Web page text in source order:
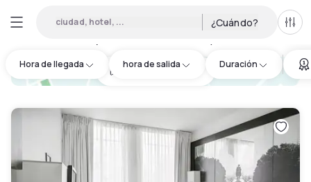
ciudad, hotel, ... ¿Cuándo?
Hora de llegada hora de salida Duración
hotel.cta.view_map